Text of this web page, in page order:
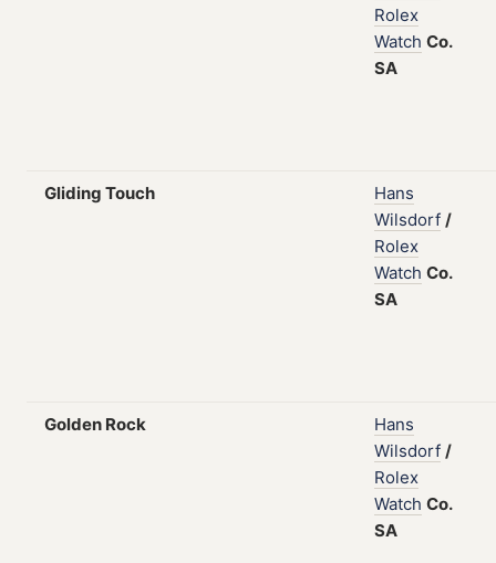
Rolex
Watch Co.
SA
Gliding Touch
Hans
Wilsdorf /
Rolex
Watch Co.
SA
Golden Rock
Hans
Wilsdorf /
Rolex
Watch Co.
SA